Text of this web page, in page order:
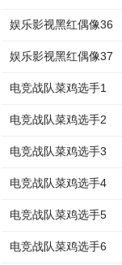
娱乐影视黑红偶像36
娱乐影视黑红偶像37
电竞战队菜鸡选手1
电竞战队菜鸡选手2
电竞战队菜鸡选手3
电竞战队菜鸡选手4
电竞战队菜鸡选手5
电竞战队菜鸡选手6